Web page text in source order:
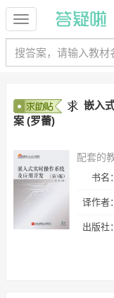
嵌入
案 (罗蕾)
配套的
书名：
译作者：
出版社：